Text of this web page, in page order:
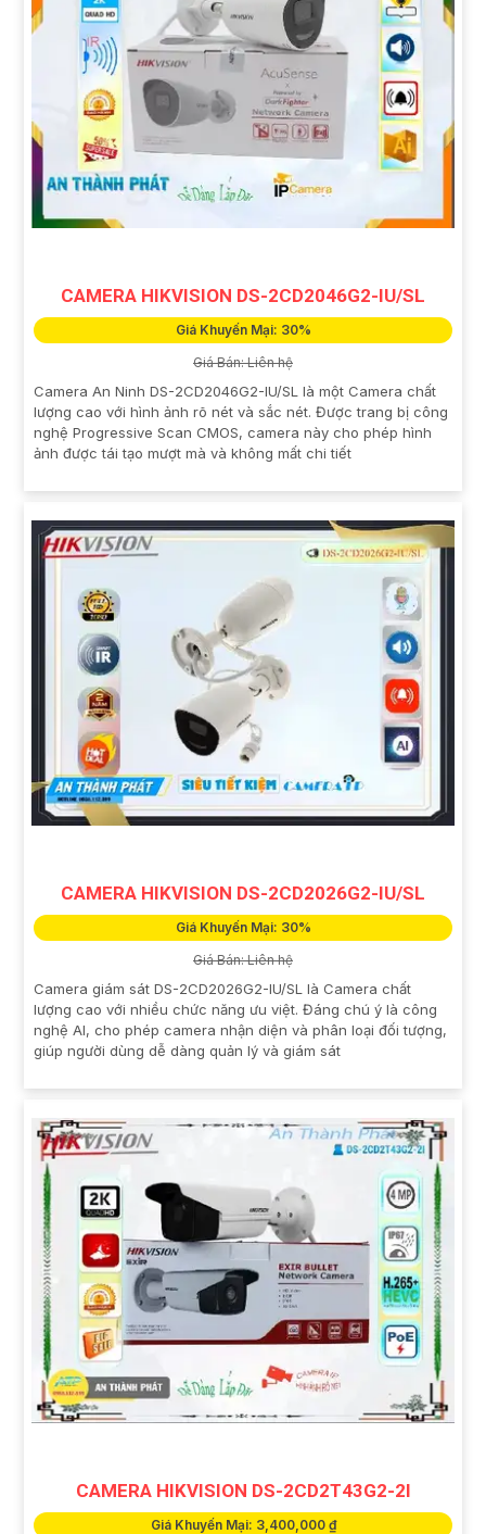
CAMERA HIKVISION DS-2CD2046G2-IU/SL
Giá Khuyến Mại: 30%
Giá Bán: Liên hệ
Camera An Ninh DS-2CD2046G2-IU/SL là một Camera chất
lượng cao với hình ảnh rõ nét và sắc nét. Được trang bị công
nghệ Progressive Scan CMOS, camera này cho phép hình
ảnh được tái tạo mượt mà và không mất chi tiết
CAMERA HIKVISION DS-2CD2026G2-IU/SL
Giá Khuyến Mại: 30%
Giá Bán: Liên hệ
Camera giám sát DS-2CD2026G2-IU/SL là Camera chất
lượng cao với nhiều chức năng ưu việt. Đáng chú ý là công
nghệ AI, cho phép camera nhận diện và phân loại đối tượng,
giúp người dùng dễ dàng quản lý và giám sát
CAMERA HIKVISION DS-2CD2T43G2-2I
Giá Khuyến Mại: 3,400,000 ₫